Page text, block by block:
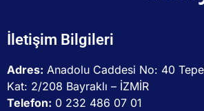
İletişim Bilgileri
Adres: Anadolu Caddesi No: 40
Kat: 2/208 Bayraklı – İZMİR
Telefon: 0 232 486 07 01